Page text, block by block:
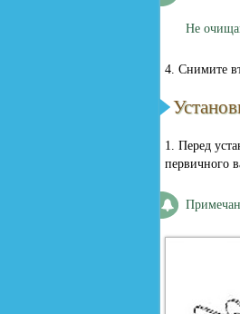
Не
4. Снимите
1. Перед
первичного